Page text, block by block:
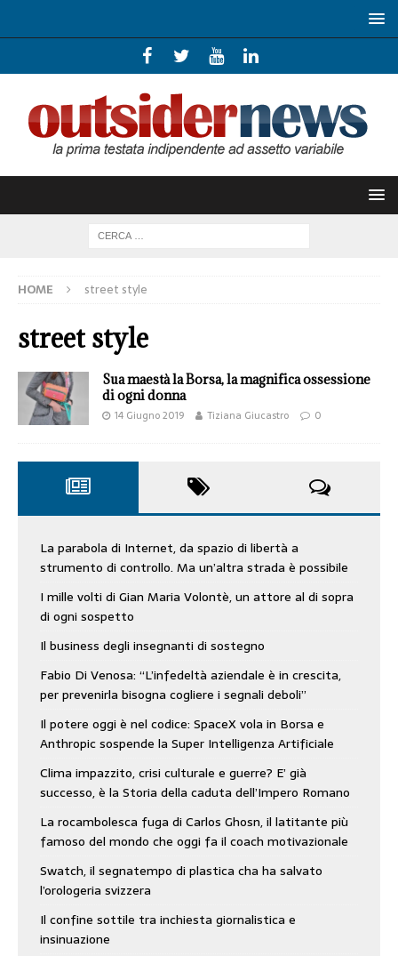
HOME street style
street style
Sua maestà la Borsa, la magnifica ossessione
di ogni donna
14 Giugno 2019 Tiziana Giucastro 0
La parabola di Internet, da spazio di libertà a
strumento di controllo. Ma un’altra strada è possibile
I mille volti di Gian Maria Volontè, un attore al di sopra
di ogni sospetto
Il business degli insegnanti di sostegno
Fabio Di Venosa: “L’infedeltà aziendale è in crescita,
per prevenirla bisogna cogliere i segnali deboli”
Il potere oggi è nel codice: SpaceX vola in Borsa e
Anthropic sospende la Super Intelligenza Artificiale
Clima impazzito, crisi culturale e guerre? E’ già
successo, è la Storia della caduta dell’Impero Romano
La rocambolesca fuga di Carlos Ghosn, il latitante più
famoso del mondo che oggi fa il coach motivazionale
Swatch, il segnatempo di plastica cha ha salvato
l’orologeria svizzera
Il confine sottile tra inchiesta giornalistica e
insinuazione